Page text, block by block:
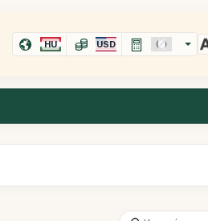
HU USD